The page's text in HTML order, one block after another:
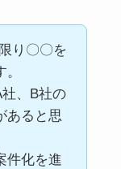
り〇〇を
、B社の
あると思
件化を進